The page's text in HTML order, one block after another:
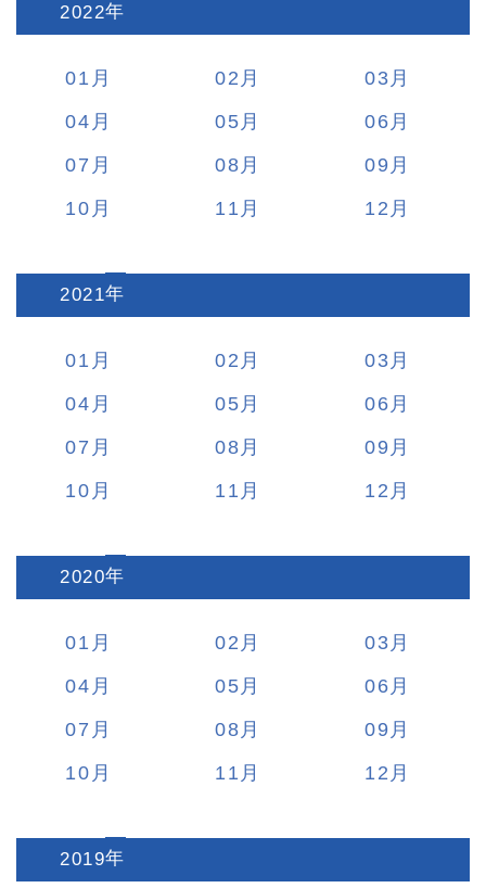
2022:
01 02
03
04
05
06
07
08
09
10
11 12
2021:
01 02
03
04
05
06
07
08
09
10
11 12
2020:
01 02
03
04
05
06
07
08
09
10
11 12
2019: